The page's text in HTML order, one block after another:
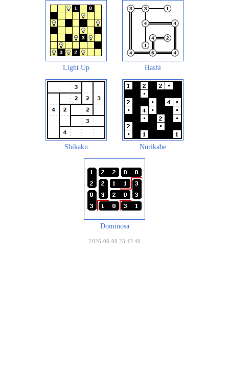
Light Up Hashi
Shikaku Nurikabe
Dominosa
2026-08-08 23:43:40